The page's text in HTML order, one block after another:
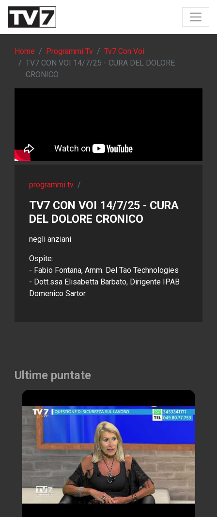
Home Programmi Tv
Tv7 Con Voi
TV7 CON VOI 14/7/25 - CURA DEL DOLORE
CRONICO
programmi tv /
TV7 CON VOI 14/7/25 - CURA
DEL DOLORE CRONICO
negli anziani
Ospite:
- Fabio Fontana, Amm. Del Tao Technologies
- Dott.ssa Elisabetta Barbato, Dirigente IPAB
Domenico Sartor
Ultime puntate